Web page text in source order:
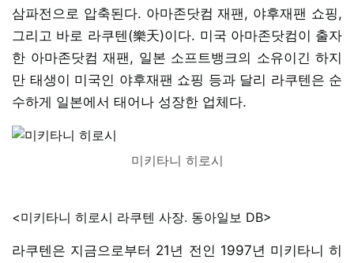
삼파전으로 압축된다. 아마존닷컴 재팬, 야후재팬 쇼핑,
그리고 바로 라쿠텐(樂天)이다. 미국 아마존닷컴이 출자
한 아마존닷컴 재팬, 일본 소프트뱅크의 소유이긴 하지
만 태생이 미국인 야후재팬 쇼핑 등과 달리 라쿠텐은 순
수하게 일본에서 태어나 성장한 업체다.
미키타니 히로시
<미키타니 히로시 라쿠텐 사장. 동아일보 DB>
라쿠텐은 지금으로부터 21년 전인 1997년 미키타니 히